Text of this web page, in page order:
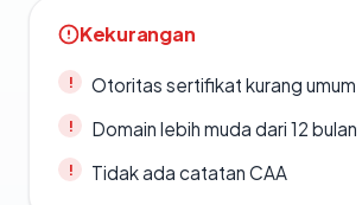
Kekurangan
Otoritas sertifikat kurang umum
Domain lebih muda dari 12 bulan
Tidak ada catatan CAA